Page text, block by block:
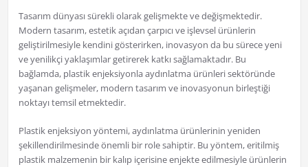
Tasarım dünyası sürekli olarak gelişmekte ve değişmektedir.
Modern tasarım, estetik açıdan çarpıcı ve işlevsel ürünlerin
geliştirilmesiyle kendini gösterirken, inovasyon da bu sürece yeni
ve yenilikçi yaklaşımlar getirerek katkı sağlamaktadır. Bu
bağlamda, plastik enjeksiyonla aydınlatma ürünleri sektöründe
yaşanan gelişmeler, modern tasarım ve inovasyonun birleştiği
noktayı temsil etmektedir.
Plastik enjeksiyon yöntemi, aydınlatma ürünlerinin yeniden
şekillendirilmesinde önemli bir role sahiptir. Bu yöntem, eritilmiş
plastik malzemenin bir kalıp içerisine enjekte edilmesiyle ürünlerin